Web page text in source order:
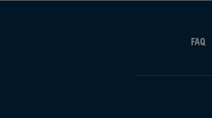
FAQ